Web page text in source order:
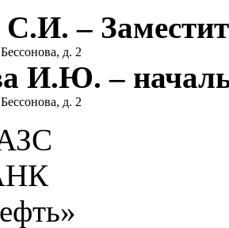
–
д. 2
И.Ю. –
д. 2